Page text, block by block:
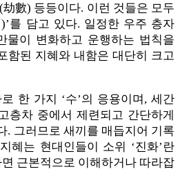
數) 등등이다. 이런 것들은 모두
를 담고 있다. 일정한 우주 층자
물이 변화하고 운행하는 법칙을
함된 지혜와 내함은 대단히 크고
한 가지 ‘수’의 응용이며, 세간
층차 중에서 제련되고 간단하게
. 그러므로 새끼를 매듭지어 기록
혜는 현대인들이 소위 ‘진화’란
근본적으로 이해하거나 따라잡